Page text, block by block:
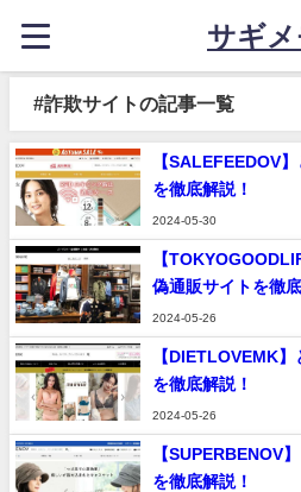
サギメ
#詐欺サイトの記事一覧
【SALEFEEDOV
を徹底解説！
2024-05-30
【
偽通販サイトを徹
2024-05-26
【DIETLOVEMK
を徹底解説！
2024-05-26
【SUPERBENOV
を徹底解説！